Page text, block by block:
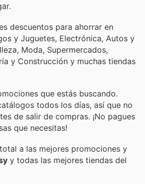
descuentos para ahorrar en
y Juguetes, Electrónica, Autos y
Moda, Supermercados,
y Construcción y muchas tiendas
que estás buscando.
todos los días, así que no
de salir de compras. ¡No pagues
que necesitas!
a las mejores promociones y
y todas las mejores tiendas del